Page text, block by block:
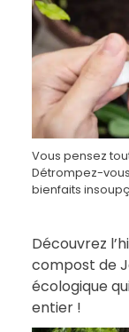
Vous pensez
Détrompez-
bienfaits
Découvrez
compost de
écologique
entier !